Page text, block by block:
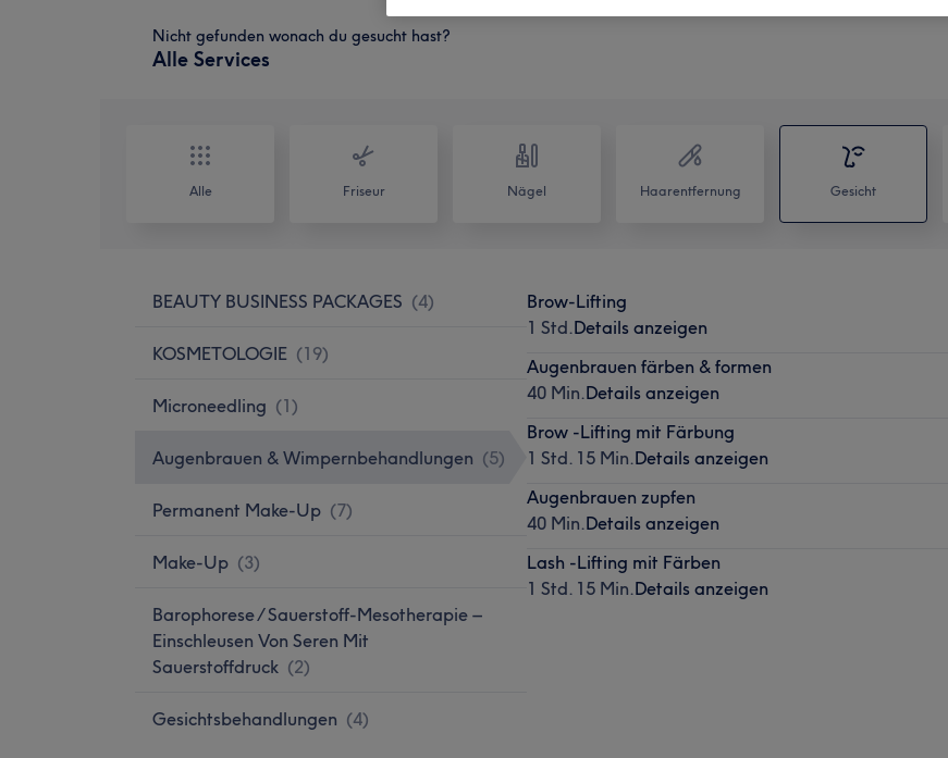
Nicht gefunden wonach du gesucht hast?
Alle Services
Alle Friseur Nägel Haarentfernung Gesicht
BEAUTY BUSINESS PACKAGES (4)
KOSMETOLOGIE (19)
Microneedling (1)
Augenbrauen & Wimpernbehandlungen (5)
Permanent Make-Up (7)
Make-Up (3)
Barophorese / Sauerstoff-Mesotherapie –
Einschleusen Von Seren Mit
Sauerstoffdruck (2)
Gesichtsbehandlungen (4)
Brow-Lifting
1 Std.Details anzeigen
Augenbrauen färben & formen
40 Min.Details anzeigen
Brow -Lifting mit Färbung
1 Std. 15 Min.Details anzeigen
Augenbrauen zupfen
40 Min.Details anzeigen
Lash -Lifting mit Färben
1 Std. 15 Min.Details anzeigen